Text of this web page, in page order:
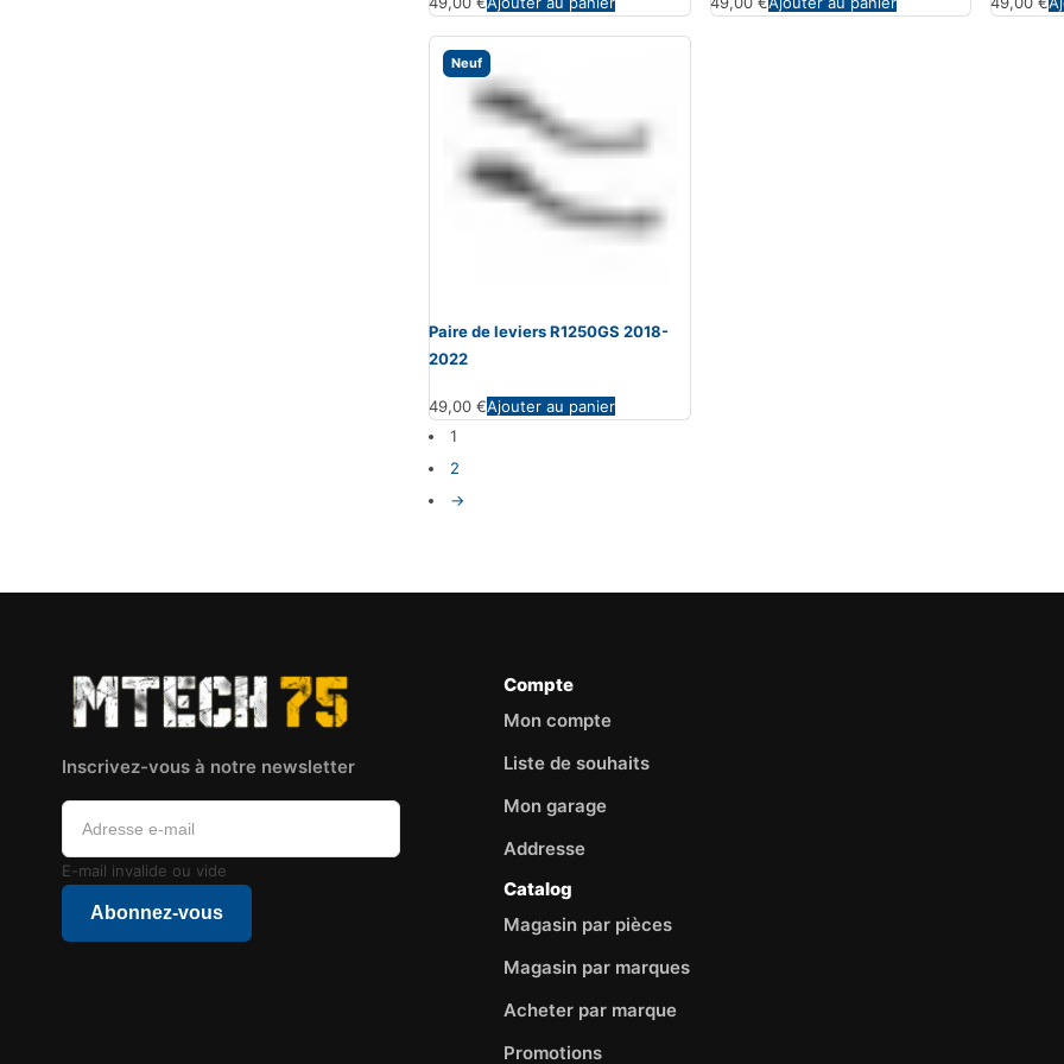
Neuf
Paire de leviers R1250GS 2018-
2022
49,00€Ajouter au panier
1
2
→
Inscrivez-vous à notre newsletter
E-mail invalide ou vide
Abonnez-vous
Compte
Mon compte
Liste de souhaits
Mon garage
Addresse
Catalog
Magasin par pièces
Magasin par marques
Acheter par marque
Promotions